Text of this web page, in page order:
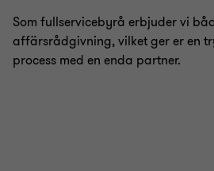
Som fullservicebyrå erbjuder vi
affärsrådgivning, vilket ger er en
process med en enda partner.